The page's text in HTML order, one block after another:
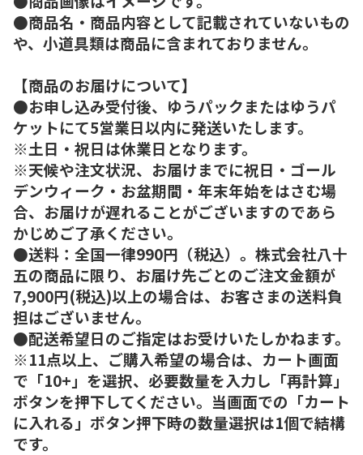
●商品名・商品内容として記載されていないもの
や、小道具類は商品に含まれておりません。
【商品のお届けについて】
●お申し込み受付後、ゆうパックまたはゆうパ
ケットにて5営業日以内に発送いたします。
※土日・祝日は休業日となります。
※天候や注文状況、お届けまでに祝日・ゴール
デンウィーク・お盆期間・年末年始をはさむ場
合、お届けが遅れることがございますのであら
かじめご了承ください。
●送料：全国一律990円（税込）。株式会社八十
五の商品に限り、お届け先ごとのご注文金額が
7,900円(税込)以上の場合は、お客さまの送料負
担はございません。
●配送希望日のご指定はお受けいたしかねます。
※11点以上、ご購入希望の場合は、カート画面
で「10+」を選択、必要数量を入力し「再計算」
ボタンを押下してください。当画面での「カート
に入れる」ボタン押下時の数量選択は1個で結構
です。